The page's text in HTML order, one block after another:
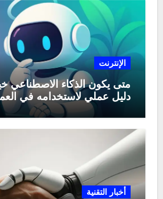
الإنترنت
متى يكون الذكاء الاصطناعي
دليل عملي لاستخدامه في
أخبار التقنية